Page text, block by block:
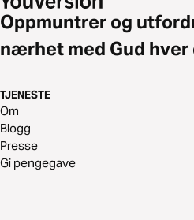
Oppmuntrer og
nærhet med Gud hver
TJENESTE
Om
Blogg
Presse
Gi pengegave